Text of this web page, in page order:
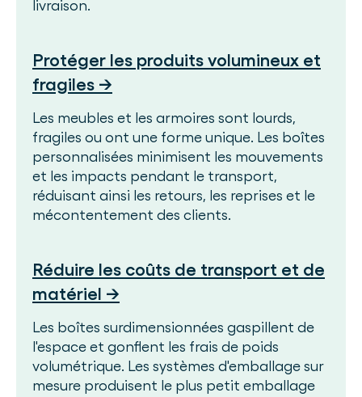
livraison.
Protéger les produits volumineux et
fragiles →
Les meubles et les armoires sont lourds,
fragiles ou ont une forme unique. Les boîtes
personnalisées minimisent les mouvements
et les impacts pendant le transport,
réduisant ainsi les retours, les reprises et le
mécontentement des clients.
Réduire les coûts de transport et de
matériel →
Les boîtes surdimensionnées gaspillent de
l'espace et gonflent les frais de poids
volumétrique. Les systèmes d'emballage sur
mesure produisent le plus petit emballage